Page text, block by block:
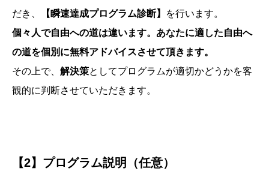
だき、
【瞬速達成プログラム診断】
を行います。
個々人で自由への道は違います。あなたに適した自由へ
の道を個別に無料アドバイスさせて頂きます。
その上で、 解決策としてプログラムが適切かどうかを客
観的に判断させていただきます。
【2】プログラム説明（任意）